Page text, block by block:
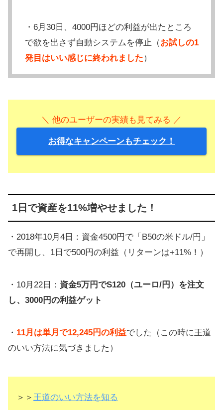
・6月30日、4000円ほどの利益が出たところ
で欲を出さず自動システムを停止（お試しの1
発目はいい感じに終われました）
＼ 他のユーザーの実績も見てみる ／
お得なキャンペーンもチェック！
1日で資産を11%増やせました！
・2018年10月4日：資金4500円で「B50の米ドル/円」
で再開し、1日で500円の利益（リターンは+11%！）
・10月22日： 資金5万円でS120（ユーロ/円）を注文
し、3000円の利益ゲット
・ 11月は単月で12,245円の利益でした（この時に王道
のいい方法に気づきました）
＞＞ 王道のいい方法を知る